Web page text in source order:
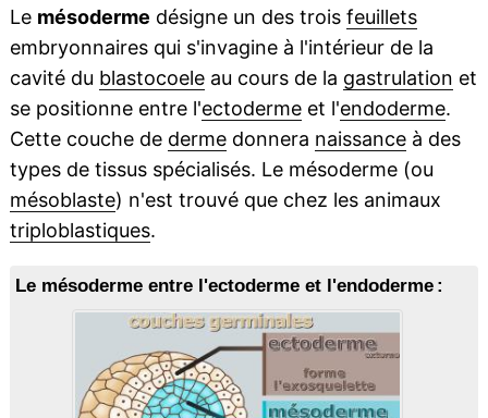
Le mésoderme désigne un des trois feuillets
embryonnaires qui s'invagine à l'intérieur de la
cavité du blastocoeleau cours de la gastrulation et
se positionne entre l'ectodermeet l'endoderme.
Cette couche de dermedonnera naissanceà des
types de tissus spécialisés. Le mésoderme (ou
mésoblaste) n'est trouvé que chez les animaux
triploblastiques.
Le mésoderme entre l'ectoderme et l'endoderme :